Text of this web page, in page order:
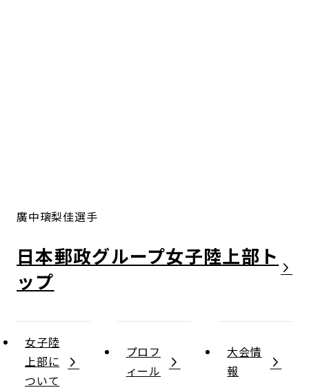
廣中璃梨佳選手
日本郵政グループ女子陸上部
女子陸
上部に
ついて
プロフ
ィール
大会情
報